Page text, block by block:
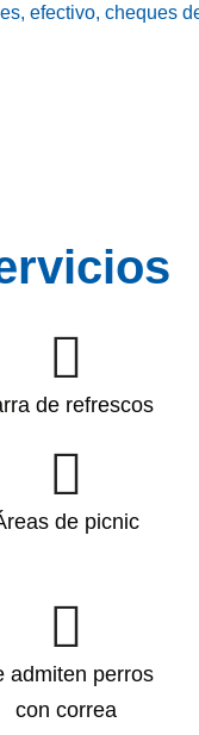
efectivo, cheques
de refrescos
de picnic
admiten perros
con correa